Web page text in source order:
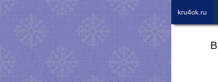
kru4ok.ru